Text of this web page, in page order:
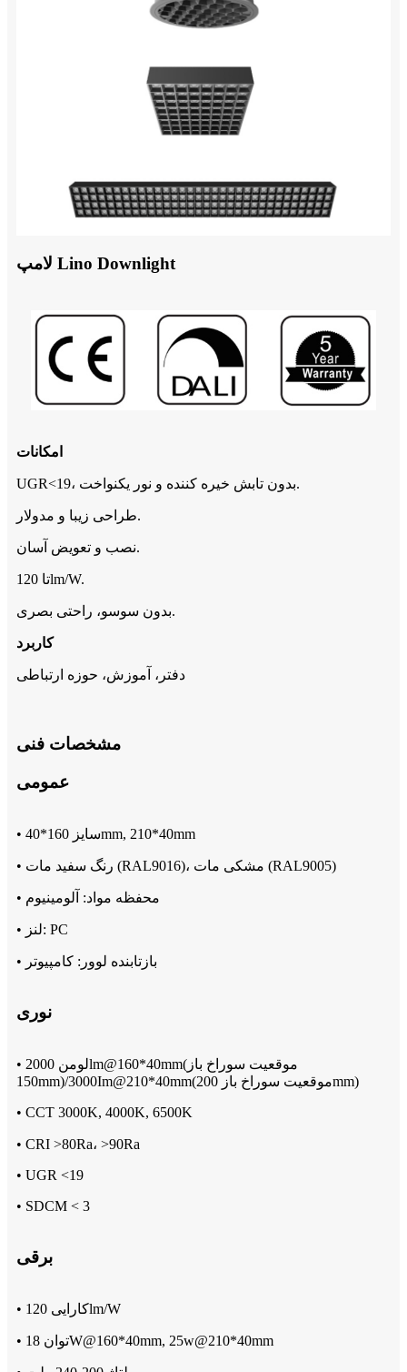
لامپ Lino Downlight
امکانات
UGR<19، بدون تابش خیره کننده و نور یکنواخت.
طراحی زیبا و مدولار.
نصب و تعویض آسان.
تا 120lm/W.
بدون سوسو، راحتی بصری.
کاربرد
دفتر، آموزش، حوزه ارتباطی
مشخصات فنی
عمومی
• سایز 160*40mm, 210*40mm
• رنگ سفید مات (RAL9016)، مشکی مات (RAL9005)
• محفظه مواد: آلومینیوم
• لنز: PC
• بازتابنده لوور: کامپیوتر
نوری
• لومن 2000lm@160*40mm(موقعیت سوراخ باز
150mm)/3000Im@210*40mm(موقعیت سوراخ باز 200mm)
• CCT 3000K, 4000K, 6500K
• CRI >80Ra، >90Ra
• UGR <19
• SDCM < 3
برقی
• کارایی 120lm/W
• توان 18W@160*40mm, 25w@210*40mm